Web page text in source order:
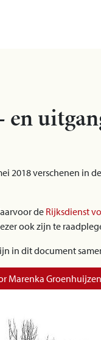
2018 verschenen in
de Rijksdienst
ook zijn te
in dit document
Marenka Groenhuijzen